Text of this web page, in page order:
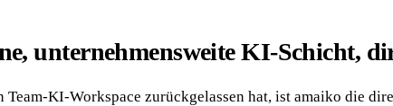
unternehmensweite KI-Schicht,
Team-KI-Workspace zurückgelassen hat, ist amaiko die